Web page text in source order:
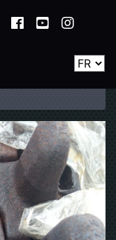
Pièces détachées